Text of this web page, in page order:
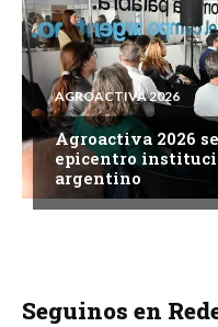
AGROACTIVA 2026
Agroactiva 2026
epicentro
argentino
Seguinos en